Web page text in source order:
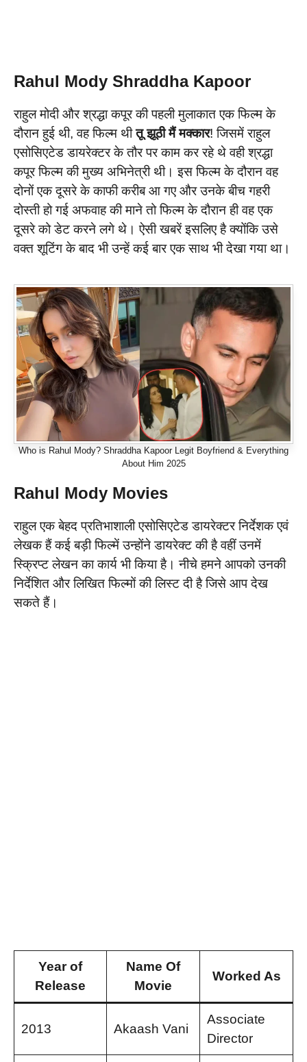
Rahul Mody Shraddha Kapoor
राहुल मोदी और श्रद्धा कपूर की पहली मुलाकात एक फिल्म के
दौरान हुई थी, वह फिल्म थीतू झूठी मैं मक्कार! जिसमें राहुल
एसोसिएटेड डायरेक्टर के तौर पर काम कर रहे थे वही श्रद्धा
कपूर फिल्म की मुख्य अभिनेत्री थी। इस फिल्म के दौरान वह
दोनों एक दूसरे के काफी करीब आ गए और उनके बीच गहरी
दोस्ती हो गई अफवाह की माने तो फिल्म के दौरान ही वह एक
दूसरे को डेट करने लगे थे। ऐसी खबरें इसलिए है क्योंकि उसे
वक्त शूटिंग के बाद भी उन्हें कई बार एक साथ भी देखा गया था।
Who is Rahul Mody? Shraddha Kapoor Legit Boyfriend & Everything
About Him 2025
Rahul Mody Movies
राहुल एक बेहद प्रतिभाशाली एसोसिएटेड डायरेक्टर निर्देशक एवं
लेखक हैं कई बड़ी फिल्में उन्होंने डायरेक्ट की है वहीं उनमें
स्क्रिप्ट लेखन का कार्य भी किया है। नीचे हमने आपको उनकी
निर्देशित और लिखित फिल्मों की लिस्ट दी है जिसे आप देख
सकते हैं।
Year of
Release
Name Of
Movie
Worked As
2013 Akaash Vani
Associate
Director